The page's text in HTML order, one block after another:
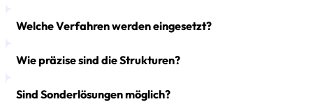
Welche Verfahren werden eingesetzt?
Wie präzise sind die Strukturen?
Sind Sonderlösungen möglich?